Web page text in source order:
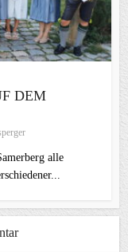
DEM
alle